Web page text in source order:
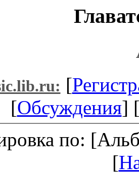
[
[Обсуждения]
по:
[